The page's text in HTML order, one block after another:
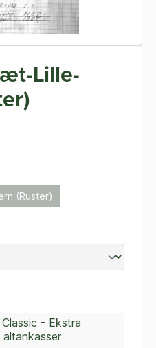
Lille-
(Ruster)
- Ekstra
altankasser